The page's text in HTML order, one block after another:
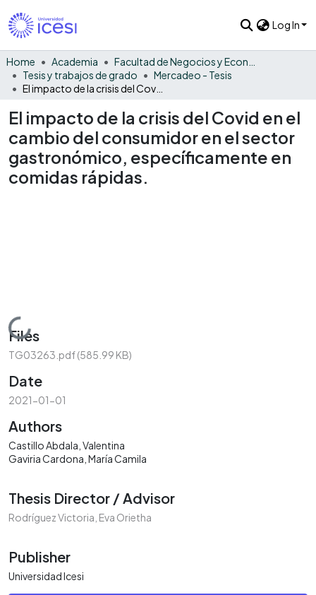
Log In
Home Academia
Tesis y trabajos de grado
Mercadeo - Tesis
El impacto de la crisis del Covid en el
cambio del consumidor en el sector
gastronómico, específicamente en
comidas rápidas.
Loading...
Files
TG03263.pdf(585.99 KB)
Date
2021-01-01
Authors
Castillo Abdala, Valentina
Gaviria Cardona, María Camila
Thesis Director / Advisor
Rodríguez Victoria, Eva Orietha
Publisher
Universidad Icesi